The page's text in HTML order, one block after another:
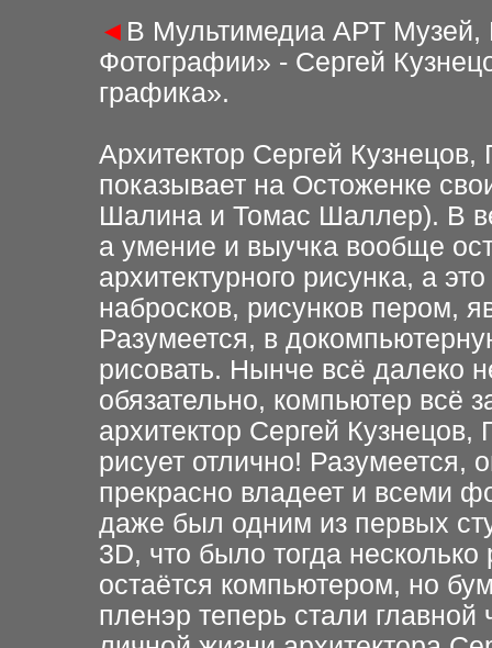
◄ В Мультимедиа АРТ Музей,
Фотографии» - Сергей
графика».
Архитектор Сергей
показывает на Остоженке
Шалина и Томас Шаллер). В
а умение и выучка вообще
архитектурного рисунка, а
набросков, рисунков пером,
Разумеется, в
рисовать. Нынче всё далеко
обязательно, компьютер всё
архитектор Сергей
рисует отлично! Разумеется,
прекрасно владеет и всеми
даже был одним из первых
3D, что было тогда
остаётся компьютером, но
пленэр теперь стали